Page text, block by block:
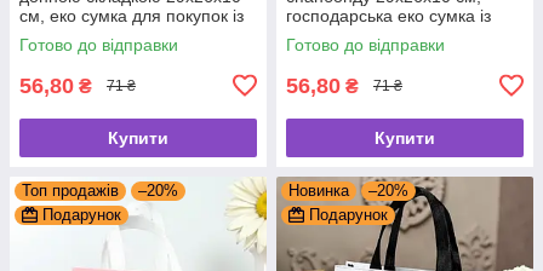
см, еко сумка для покупок із
спанбонду
Готово до відправки
56,80 ₴ 71 ₴
Купити
господарська еко сумка із
спанбонду
Готово до відправки
56,80 ₴ 71 ₴
Купити
Топ продажів
–20%
Подарунок
Новинка
–20%
Подарунок